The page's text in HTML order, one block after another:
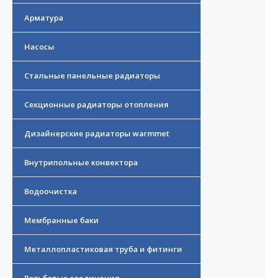
Арматура
Насосы
Стальные панельные радиаторы
Секционные радиаторы отопления
Дизайнерские радиаторы warmmet
Внутрипольные конвектора
Водоочистка
Мембранные баки
Металлопластиковая труба и фитинги